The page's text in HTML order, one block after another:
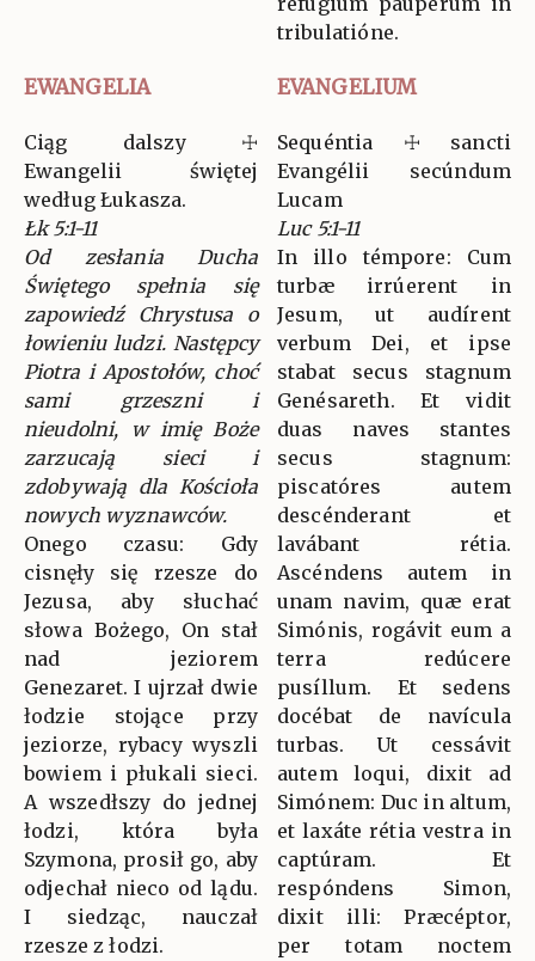
tribulatióne.
EWANGELIA EVANGELIUM
Ciąg dalszy ☩
Ewangelii świętej
według Łukasza.
Łk 5:1-11
Od zesłania Ducha
Świętego spełnia się
zapowiedź Chrystusa o
łowieniu ludzi. Następcy
Piotra i Apostołów, choć
sami grzeszni i
nieudolni, w imię Boże
zarzucają sieci i
zdobywają dla Kościoła
nowych wyznawców.
Onego czasu: Gdy
cisnęły się rzesze do
Jezusa, aby słuchać
słowa Bożego, On stał
nad jeziorem
Genezaret. I ujrzał dwie
łodzie stojące przy
jeziorze, rybacy wyszli
bowiem i płukali sieci.
A wszedłszy do jednej
łodzi, która była
Szymona, prosił go, aby
odjechał nieco od lądu.
I siedząc, nauczał
rzesze z łodzi.
Sequéntia ☩ sancti
Evangélii secúndum
Lucam
Luc 5:1-11
In illo témpore: Cum
turbæ irrúerent in
Jesum, ut audírent
verbum Dei, et ipse
stabat secus stagnum
Genésareth. Et vidit
duas naves stantes
secus stagnum:
piscatóres autem
descénderant et
lavábant rétia.
Ascéndens autem in
unam navim, quæ erat
Simónis, rogávit eum a
terra redúcere
pusíllum. Et sedens
docébat de navícula
turbas. Ut cessávit
autem loqui, dixit ad
Simónem: Duc in altum,
et laxáte rétia vestra in
captúram. Et
respóndens Simon,
dixit illi: Præcéptor,
per totam noctem